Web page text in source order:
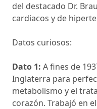
del destacado Dr.
cardiacos y de
Datos curiosos:
Dato 1: A fines de
Inglaterra para
metabolismo y el
corazón. Trabajó en